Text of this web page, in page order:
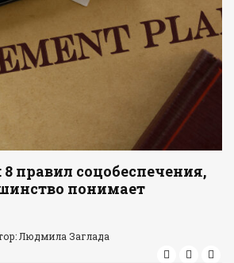
правил соцобеспечения,
понимает
Людмила Заглада